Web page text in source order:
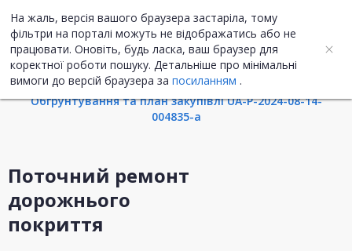
На жаль, версія вашого браузера застаріла, тому
фільтри на порталі можуть не відображатись або не
працювати. Оновіть, будь ласка, ваш браузер для
коректної роботи пошуку. Детальніше про мінімальні
вимоги до версій браузера за посиланням .
UA ENG
Інформація про закупівлю
Обгрунтування та план закупівлі UA-P-2024-08-14-
004835-a
Поточний ремонт
дорожнього
покриття